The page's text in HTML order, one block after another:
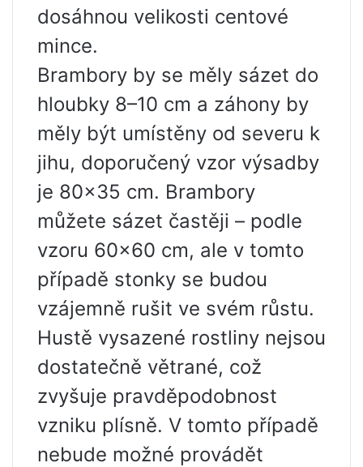
dosáhnou velikosti centové
mince.
Brambory by se měly sázet do
hloubky 8–10 cm a záhony by
měly být umístěny od severu k
jihu, doporučený vzor výsadby
je 80×35 cm. Brambory
můžete sázet častěji – podle
vzoru 60×60 cm, ale v tomto
případě stonky se budou
vzájemně rušit ve svém růstu.
Hustě vysazené rostliny nejsou
dostatečně větrané, což
zvyšuje pravděpodobnost
vzniku plísně. V tomto případě
nebude možné provádět